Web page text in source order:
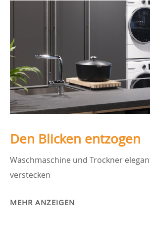
Den Blicken entzogen
Waschmaschine und Trockner
verstecken
MEHR ANZEIGEN